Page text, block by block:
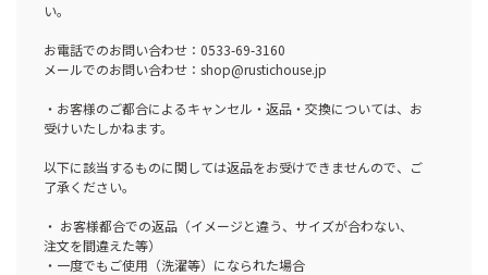
い。
お電話でのお問い合わせ：0533-69-3160
メールでのお問い合わせ：shop@rustichouse.jp
・お客様のご都合によるキャンセル・返品・交換については、お
受けいたしかねます。
以下に該当するものに関しては返品をお受けできませんので、ご
了承ください。
・ お客様都合での返品（イメージと違う、サイズが合わない、
注文を間違えた等）
・一度でもご使用（洗濯等）になられた場合